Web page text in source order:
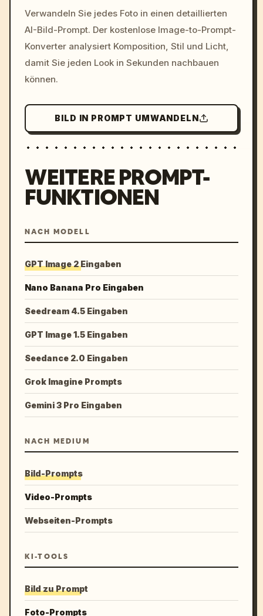
c, cyberpunk sunset, neon
colors, 8k --v 6.0
Verwandeln Sie jedes Foto in einen detaillierten
AI-Bild-Prompt. Der kostenlose Image-to-Prompt-
Konverter analysiert Komposition, Stil und Licht,
damit Sie jeden Look in Sekunden nachbauen
können.
BILD IN PROMPT UMWANDELN
WEITERE PROMPT-
FUNKTIONEN
NACH MODELL
GPT Image 2 Eingaben
Nano Banana Pro Eingaben
Seedream 4.5 Eingaben
GPT Image 1.5 Eingaben
Seedance 2.0 Eingaben
Grok Imagine Prompts
Gemini 3 Pro Eingaben
NACH MEDIUM
Bild-Prompts
Video-Prompts
Webseiten-Prompts
KI-TOOLS
Bild zu Prompt
Foto-Prompts